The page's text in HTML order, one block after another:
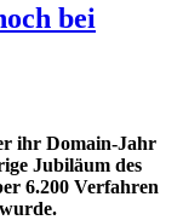
bei
ihr Domain-Jahr
Jubiläum des
6.200 Verfahren